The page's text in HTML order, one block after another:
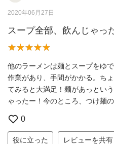
2020年06月27日
スープ全部、飲んじゃっ
他のラーメンは麺とスープをゆ
作業があり、手間がかかる。ち
てみると大満足！麺があっとい
ゃったー！今のところ、つけ麺
0
役に立った レビューを共有